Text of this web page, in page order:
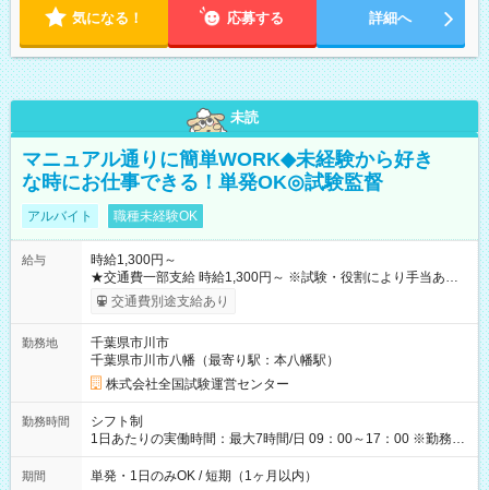
気になる！ 応募する 詳細へ
未読
マニュアル通りに簡単WORK◆未経験から好き
な時にお仕事できる！単発OK◎試験監督
アルバイト 職種未経験OK
給与
時給1,300円～
★交通費一部支給 時給1,300円～ ※試験・役割により手当あり
※勤務回数により昇給あり 【即給（前払い）オプションあ
り！】 希望される場合、勤務から1週間ほどで給与の一部を受け
例】 ・河合塾模擬試験 8:30～17:30（休憩1時間） 時給1,300円
×8時間＝日収10,400円＋交通費 ※当日の役割により時給＋100
円の場合あり ・国家試験 7:00～13:30（休憩なし） 時給1,300
円（役割手当＋100円）×6時間＝日収8,400円＋交通費 【試用期
間】試用期間なし
交通費別途支給あり
勤務地
千葉県市川市
千葉県市川市八幡（最寄り駅：本八幡駅）
株式会社全国試験運営センター
勤務時間
シフト制
1日あたりの実働時間：最大7時間/日 09：00～17：00 ※勤務時
間は 試験により異なります。
期間 単発・1日のみOK / 短期（1ヶ月以内）